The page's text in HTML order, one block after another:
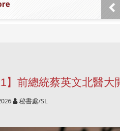
】前總統蔡英文北醫
秘書處/SL